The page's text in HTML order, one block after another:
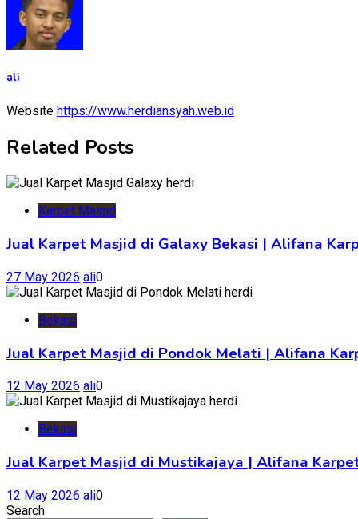
ali
Website https://www.herdiansyah.web.id
Related Posts
Karpet Masjid
Jual Karpet Masjid di Galaxy Bekasi | Alifana
27 May 2026 ali0
Bekasi
Jual Karpet Masjid di Pondok Melati | Alifana
12 May 2026 ali0
Bekasi
Jual Karpet Masjid di Mustikajaya | Alifana
12 May 2026 ali0
Search